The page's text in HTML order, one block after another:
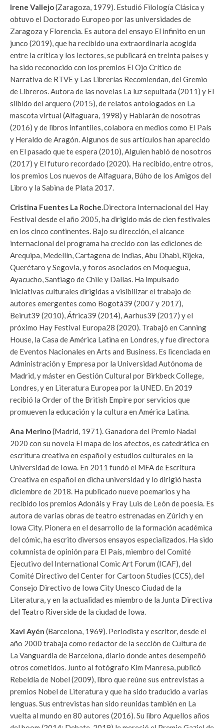
Irene Vallejo(Zaragoza, 1979). Estudió Filología Clásica y
obtuvo el Doctorado Europeo por las universidades de
Zaragoza y Florencia. Es autora del ensayo El infinito en un
junco (2019), que ha recibido una extraordinaria acogida
entre la crítica y los lectores, se publicará en treinta países y
ha sido reconocido con los premios El Ojo Crítico de
Narrativa de RTVE y Las Librerías Recomiendan, del Gremio
de Libreros. Autora de las novelas La luz sepultada (2011) y El
silbido del arquero (2015), de relatos antologados en La
mascota virtual (Alfaguara, 1998) y Hablarán de nosotras
(2016) y de libros infantiles, colabora en medios como El País
y Heraldo de Aragón. Algunos de sus artículos han aparecido
en El pasado que te espera (2010), Alguien habló de nosotros
(2017) y El futuro recordado (2020). Ha recibido, entre otros,
los premios Los nuevos de Alfaguara, Búho de los Amigos del
Libro y la Sabina de Plata 2017.
Cristina Fuentes La Roche.Directora Internacional del Hay
Festival desde el año 2005, ha dirigido más de cien festivales
en los cinco continentes. Bajo su dirección, el alcance
internacional del programa ha crecido con las ediciones de
Arequipa, Medellín, Cartagena de Indias, Abu Dhabi, Rijeka,
Querétaro y Segovia, y foros asociados en Moquegua,
Ayacucho, Santiago de Chile y Dallas. Ha impulsado
iniciativas culturales dirigidas a visibilizar el trabajo de
autores emergentes como Bogotá39 (2007 y 2017),
Beirut39 (2010), África39 (2014), Aarhus39 (2017) y el
próximo Hay Festival Europa28 (2020). Trabajó en Canning
House, la Casa de América Latina en Londres, y fue directora
de Eventos Nacionales en Arts and Business. Es licenciada en
Administración y Empresa por la Universidad Autónoma de
Madrid, y máster en Gestión Cultural por Birkbeck College,
Londres, y en Literatura Europea por la UNED. En 2019
recibió la Order of the British Empire por servicios que
promueven la educación y la cultura en América Latina.
Ana Merino(Madrid, 1971). Ganadora del Premio Nadal
2020 con su novela El mapa de los afectos, es catedrática en
escritura creativa en español y estudios culturales en la
Universidad de Iowa. En 2011 fundó el MFA de Escritura
Creativa en español en dicha universidad y lo dirigió hasta
diciembre de 2018. Ha publicado nueve poemarios y ha
recibido los premios Adonáis y Fray Luis de León de poesía. Es
autora de varias obras de teatro estrenadas en Zúrich y en
Iowa City. Pionera en el desarrollo de la formación académica
del cómic, ha escrito diversos ensayos especializados. Ha sido
columnista de opinión para El País, miembro del Comité
Ejecutivo del International Comic Art Forum (ICAF), del
Comité Directivo del Center for Cartoon Studies (CCS), del
Consejo Directivo de Iowa City Unesco Ciudad de la
Literatura, y en la actualidad es miembro de la Junta Directiva
del Teatro Riverside de la ciudad de Iowa.
Xavi Ayén (Barcelona, 1969). Periodista y escritor, desde el
año 2000 trabaja como redactor de la sección de Cultura de
La Vanguardia de Barcelona, diario donde antes desempeñó
otros cometidos. Junto al fotógrafo Kim Manresa, publicó
Rebeldía de Nobel (2009), libro que reúne sus entrevistas a
premios Nobel de Literatura y que ha sido traducido a varias
lenguas. Sus entrevistas han sido reunidas también en La
vuelta al mundo en 80 autores (2016). Su libro Aquellos años